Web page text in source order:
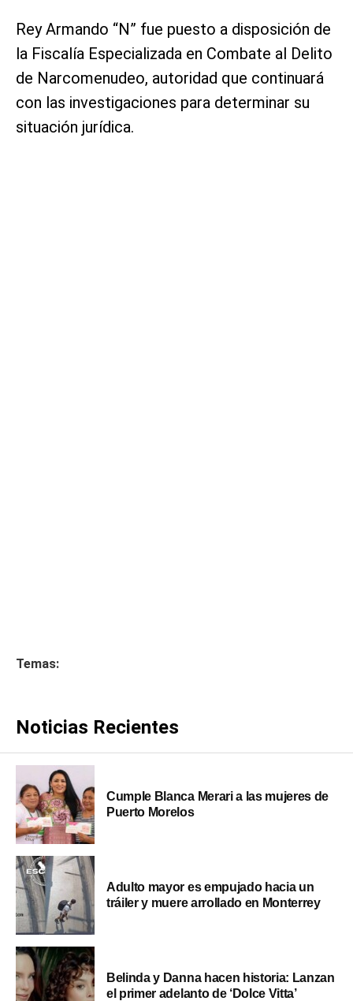
Rey Armando “N” fue puesto a disposición de
la Fiscalía Especializada en Combate al Delito
de Narcomenudeo, autoridad que continuará
con las investigaciones para determinar su
situación jurídica.
Temas:
Noticias Recientes
Cumple Blanca Merari a las mujeres de
Puerto Morelos
Adulto mayor es empujado hacia un
tráiler y muere arrollado en Monterrey
Belinda y Danna hacen historia: Lanzan
el primer adelanto de ‘Dolce Vitta’